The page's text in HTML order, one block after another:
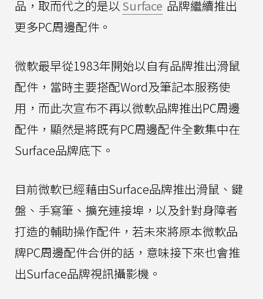
品，取而代之的是以 Surface 品牌繼續推出
更多PC周邊配件。
微軟最早從1983年開始以自有品牌推出滑鼠
配件，當時主要搭配Word及筆記本服務使
用，而此次宣布不再以微軟品牌推出PC周邊
配件，顯然是將既有PC周邊配件全數集中在
Surface品牌底下。
目前微軟已經藉由Surface品牌推出滑鼠、鍵
盤、手寫筆、擴充連接埠，以及針對身障者
打造的輔助操作配件，若未來將原本微軟品
牌PC周邊配件合併的話，意味接下來也會推
出Surface品牌視訊攝影機。